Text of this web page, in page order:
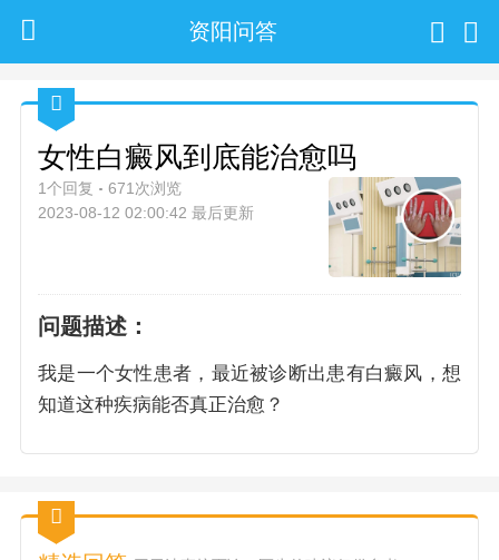
资阳问答
女性白癜风到底能治愈吗
1个回复
671次浏览
2023-08-12 02:00:42 最后更新
问题描述：
我是一个女性患者，最近被诊断出患有白癜风，想
知道这种疾病能否真正治愈？